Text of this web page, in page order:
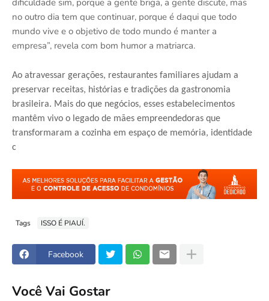
no outro dia tem que continuar, porque é daqui que todo
mundo vive e o objetivo de todo mundo é manter a
empresa”, revela com bom humor a matriarca.
Ao atravessar gerações, restaurantes familiares ajudam a
preservar receitas, histórias e tradições da gastronomia
brasileira. Mais do que negócios, esses estabelecimentos
mantêm vivo o legado de mães empreendedoras que
transformaram a cozinha em espaço de memória, identidade
c
Tags ISSO É PIAUÍ.
Facebook
Você Vai Gostar